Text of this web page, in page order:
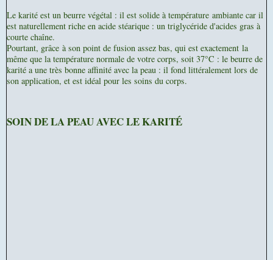
Le karité est un beurre végétal : il est solide à température ambiante car il
est naturellement riche en acide stéarique : un triglycéride d'acides gras à
courte chaîne.
Pourtant, grâce à son point de fusion assez bas, qui est exactement la
même que la température normale de votre corps, soit 37°C : le beurre de
karité a une très bonne affinité avec la peau : il fond littéralement lors de
son application, et est idéal pour les soins du corps.
SOIN DE LA PEAU AVEC LE KARITÉ